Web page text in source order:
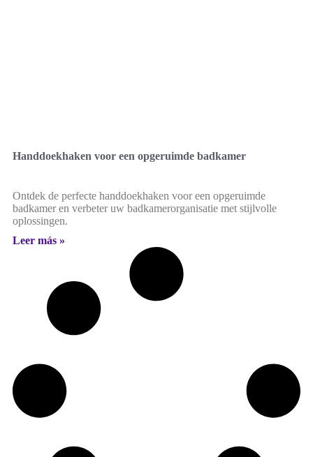
Handdoekhaken voor een opgeruimde badkamer
Ontdek de perfecte handdoekhaken voor een opgeruimde
badkamer en verbeter uw badkamerorganisatie met stijlvolle
oplossingen.
Leer más »